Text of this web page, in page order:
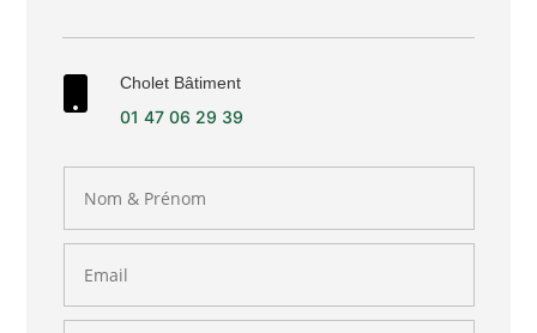
Cholet Bâtiment
01 47 06 29 39